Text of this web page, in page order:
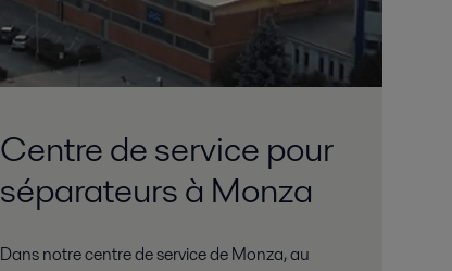
Centre de service pour
séparateurs à Monza
Dans notre centre de service de Monza, au